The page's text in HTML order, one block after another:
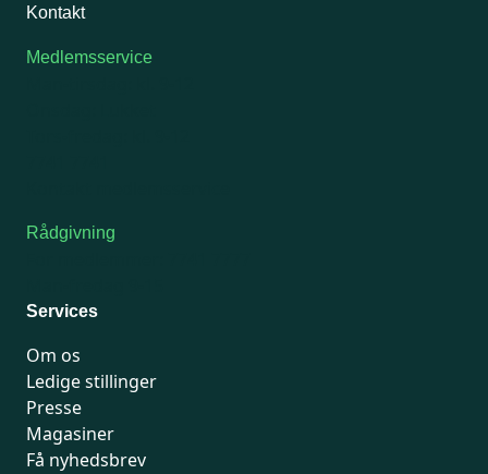
Kontakt
Medlemsservice
Rådgivning
Services
Om os
Ledige stillinger
Presse
Magasiner
Få nyhedsbrev